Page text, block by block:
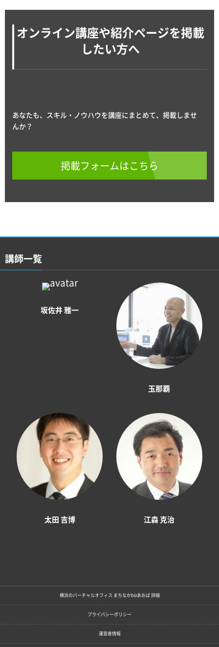
オンライン講座や紹介ページを掲載
したい方へ
あなたも、スキル・ノウハウを講座にまとめて、掲載しませ
んか？
掲載フォームはこちら
講師一覧
坂佐井 雅一
玉那覇
太田 吉博 江森 克治
横浜のバーチャルオフィス まちなかbizあおば 詳細
プライバシーポリシー
運営者情報